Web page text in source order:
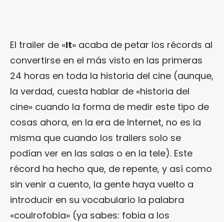
El trailer de «It» acaba de petar los récords al
convertirse en el más visto en las primeras
24 horas en toda la historia del cine (aunque,
la verdad, cuesta hablar de «historia del
cine» cuando la forma de medir este tipo de
cosas ahora, en la era de Internet, no es la
misma que cuando los trailers solo se
podían ver en las salas o en la tele). Este
récord ha hecho que, de repente, y así como
sin venir a cuento, la gente haya vuelto a
introducir en su vocabulario la palabra
«coulrofobia» (ya sabes: fobia a los